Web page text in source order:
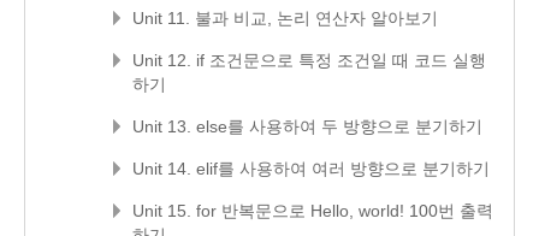
Unit 11. 불과 비교, 논리 연산자 알아보기
Unit 12. if 조건문으로 특정 조건일 때 코드 실행
하기
Unit 13. else를 사용하여 두 방향으로 분기하기
Unit 14. elif를 사용하여 여러 방향으로 분기하기
Unit 15. for 반복문으로 Hello, world! 100번 출력